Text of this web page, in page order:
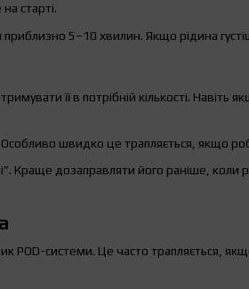
старті.
5–10 хвилин. Якщо рідина
її в потрібній кількості. Навіть
Особливо швидко це трапляється, якщо
Краще дозаправляти його раніше,
POD-системи. Це часто трапляється,